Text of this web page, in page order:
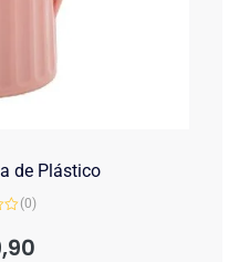
de Plástico
(0)